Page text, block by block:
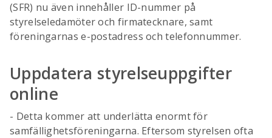
(SFR) nu även innehåller ID-nummer på
styrelseledamöter och firmatecknare, samt
föreningarnas e-postadress och telefonnummer.
Uppdatera styrelseuppgifter
online
- Detta kommer att underlätta enormt för
samfällighetsföreningarna. Eftersom styrelsen ofta